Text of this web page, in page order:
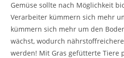
Gemüse sollte nach Möglichkeit
Verarbeiter kümmern sich mehr
kümmern sich mehr um den
wächst, wodurch
werden! Mit Gras gefütterte Tiere